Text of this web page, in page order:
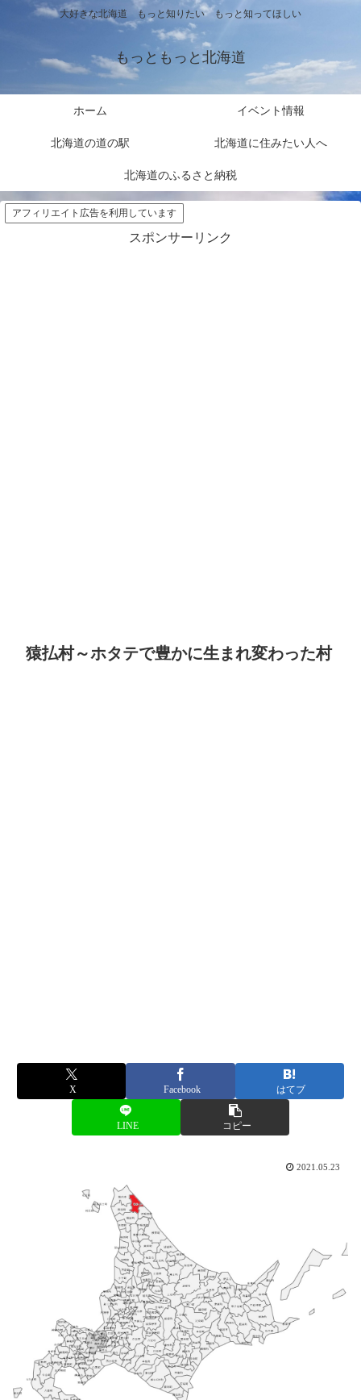
大好きな北海道 もっと知りたい もっと知ってほしい
もっともっと北海道
ホーム イベント情報
北海道の道の駅 北海道に住みたい人へ
北海道のふるさと納税
アフィリエイト広告を利用しています
スポンサーリンク
猿払村～ホタテで豊かに生まれ変わった村
X Facebook はてブ
LINE コピー
2021.05.23